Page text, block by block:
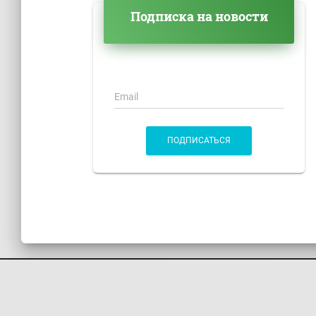
Подписка на новости
Email
ПОДПИСАТЬСЯ